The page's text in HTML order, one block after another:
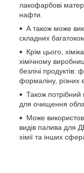
лакофарбові
нафти.
А також може
складних
Крім цього,
хімічному
безлічі продуктів:
формаліну, різних
Також потрібний
для очищення
Може
видів палива для
хімії та